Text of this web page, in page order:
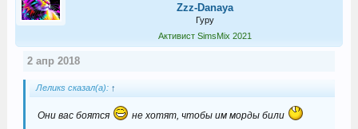
Zzz-Danaya
Гуру
Активист SimsMix 2021
2 апр 2018
Леликs сказал(а): ↑
Они вас боятся не хотят, чтобы им морды били